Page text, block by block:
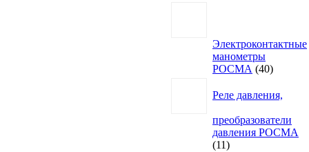
Электроконтактные
манометры
РОСМА
4040
Реле давления,
преобразователи
давления РОСМА
1111